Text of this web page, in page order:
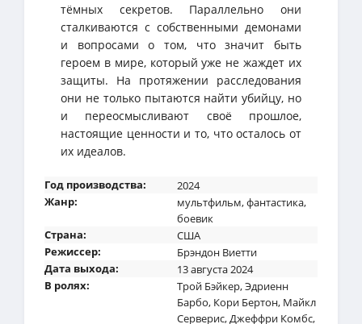
тёмных секретов. Параллельно они
сталкиваются с собственными демонами
и вопросами о том, что значит быть
героем в мире, который уже не жаждет их
защиты. На протяжении расследования
они не только пытаются найти убийцу, но
и переосмысливают своё прошлое,
настоящие ценности и то, что осталось от
их идеалов.
Год производства:
2024
Жанр:
мультфильм,фантастика,
боевик
Страна:
США
Режиссер:
Брэндон Виетти
Дата выхода:
13 августа 2024
В ролях:
Трой Бэйкер,Эдриенн
Барбо, Кори Бертон, Майкл
Серверис,Джеффри Комбс,